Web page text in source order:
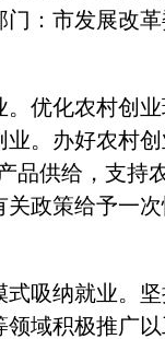
：市发展改
化农村创业
业。办好农村
品供给，支
政策给予一
纳就业。坚
域积极推广